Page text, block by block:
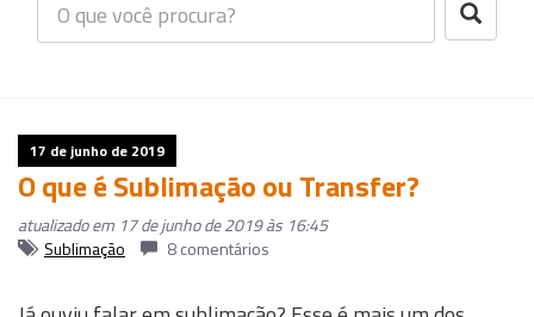
17 de junho de 2019
O que é Sublimação ou Transfer?
atualizado em 17 de junho de 2019 às 16:45
Sublimação
8 comentários